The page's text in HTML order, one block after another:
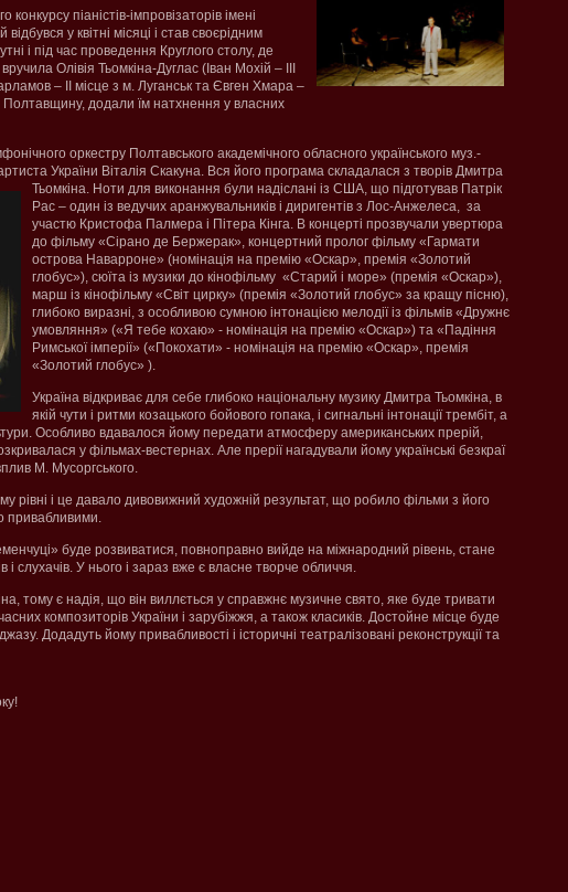
піаністів-імпровізаторів імені
у квітні місяці і став своєрідним
і під час проведення Круглого столу, де
Олівія Тьомкіна-Дуглас (Іван Мохій – ІІІ
– ІІ місце з м. Луганськ та Євген Хмара –
Полтавщину, додали їм натхнення у власних
оркестру Полтавського академічного обласного українського муз.-
України Віталія Скакуна. Вся його програма складалася з творів Дмитра
Тьомкіна. Ноти для виконання були надіслані із США, що підготував Патрік
Рас – один із ведучих аранжувальників і диригентів з Лос-Анжелеса, за
участю Кристофа Палмера і Пітера Кінга. В концерті прозвучали увертюра
до фільму «Сірано де Бержерак», концертний пролог фільму «Гармати
острова Наварроне» (номінація на премію «Оскар», премія «Золотий
глобус»), сюїта із музики до кінофільму «Старий і море» (премія «Оскар»),
марш із кінофільму «Світ цирку» (премія «Золотий глобус» за кращу пісню),
глибоко виразні, з особливою сумною інтонацією мелодії із фільмів «Дружнє
умовляння» («Я тебе кохаю» - номінація на премію «Оскар») та «Падіння
Римської імперії» («Покохати» - номінація на премію «Оскар», премія
«Золотий глобус» ).
Україна відкриває для себе глибоко національну музику Дмитра Тьомкіна, в
якій чути і ритми козацького бойового гопака, і сигнальні інтонації трембіт, а
Особливо вдавалося йому передати атмосферу американських прерій,
у фільмах-вестернах. Але прерії нагадували йому українські безкраї
М. Мусоргського.
рівні і це давало дивовижний художній результат, що робило фільми з його
привабливими.
буде розвиватися, повноправно вийде на міжнародний рівень, стане
слухачів. У нього і зараз вже є власне творче обличчя.
тому є надія, що він виллється у справжнє музичне свято, яке буде тривати
композиторів України і зарубіжжя, а також класиків. Достойне місце буде
Додадуть йому привабливості і історичні театралізовані реконструкції та